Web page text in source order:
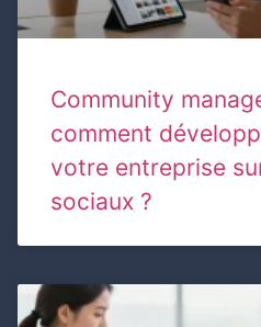
Community
comment
votre entreprise
sociaux ?